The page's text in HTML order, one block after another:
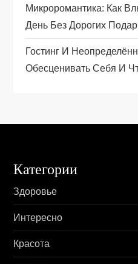
и
с
я
Микроромантика: Как
День Без Дорогих
Гостинг И
Обесценивать Себя И
Категории
Здоровье
Интересно
Красота